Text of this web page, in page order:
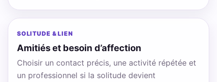
SOLITUDE & LIEN
Amitiés et besoin d’affection
Choisir un contact précis, une activité répétée et
un professionnel si la solitude devient